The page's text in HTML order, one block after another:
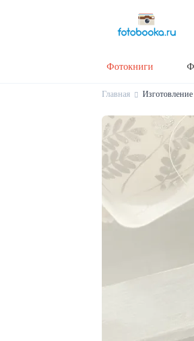
Фотокниги
Главная